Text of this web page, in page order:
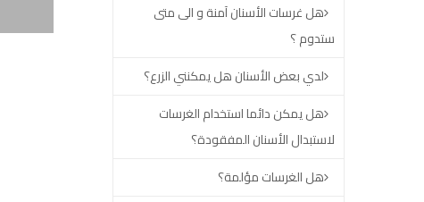
هل غرسات الأسنان آمنة و الى متى
ستدوم ؟
لدي بعض الأسنان هل يمكنني الزرع؟
هل يمكن دائما استخدام الغرسات
لاستبدال الأسنان المفقودة؟
هل الغرسات مؤلمة؟